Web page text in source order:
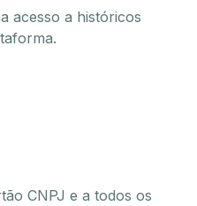
acesso a históricos
CNPJ e a todos os